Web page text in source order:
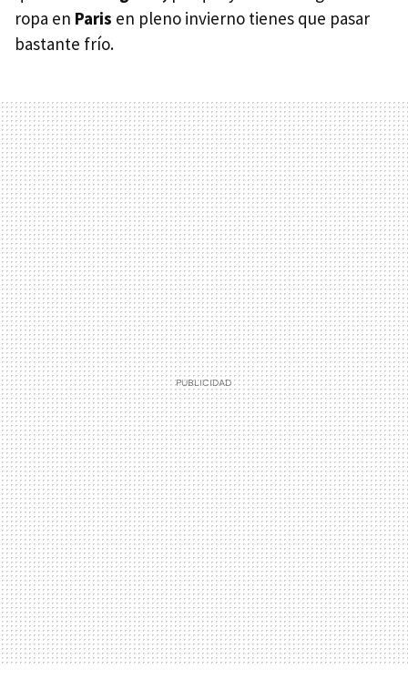
ropa en Paris en pleno invierno tienes que pasar
bastante frío.